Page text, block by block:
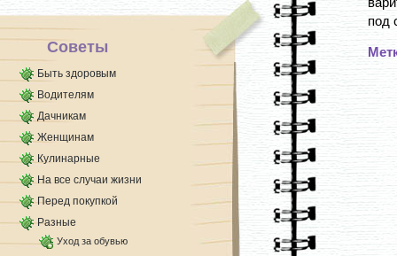
Советы
Быть здоровым
Водителям
Дачникам
Женщинам
Кулинарные
На все случаи жизни
Перед покупкой
Разные
Уход за обувью
под